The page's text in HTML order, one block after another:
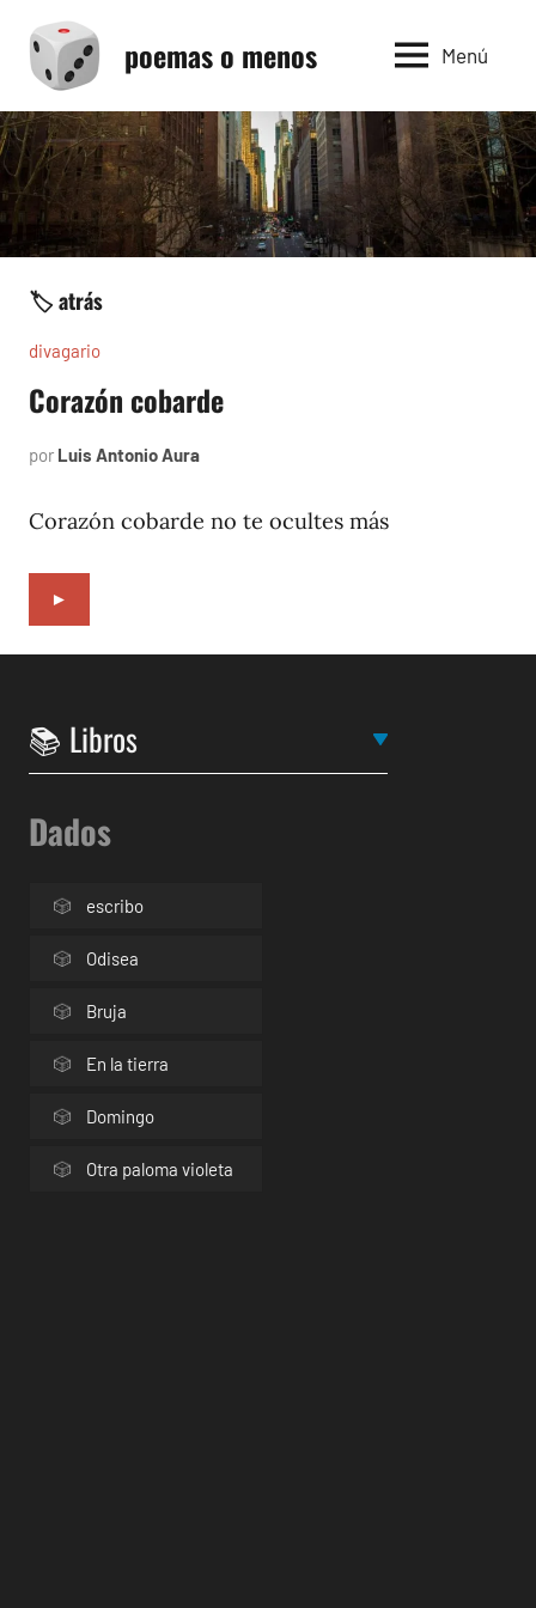
contenido
poemas o menos Menú
🏷️ atrás
divagario
Corazón cobarde
por Luis Antonio Aura
1994
Corazón cobarde no te ocultes más
►
Dados
escribo
Odisea
Bruja
En la tierra
Domingo
Otra paloma violeta